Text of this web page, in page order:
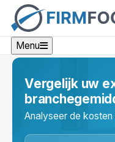
Menu
Vergelijk uw
Analyseer de